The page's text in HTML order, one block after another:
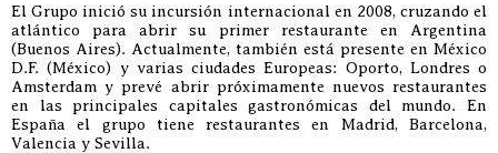
El Grupo inició su incursión internacional en 2008, cruzando el
atlántico para abrir su primer restaurante en Argentina
(Buenos Aires). Actualmente, también está presente en México
D.F. (México) y varias ciudades Europeas: Oporto, Londres o
Amsterdam y prevé abrir próximamente nuevos restaurantes
en las principales capitales gastronómicas del mundo. En
España el grupo tiene restaurantes en Madrid, Barcelona,
Valencia y Sevilla.